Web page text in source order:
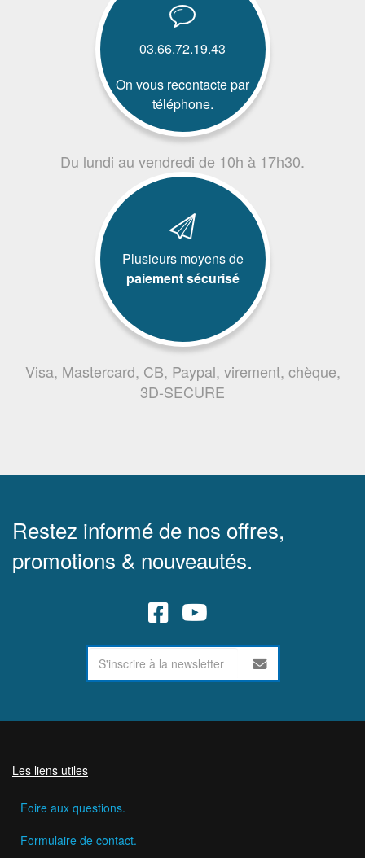
03.66.72.19.43
On vous recontacte par
téléphone.
Du lundi au vendredi de 10h à 17h30.
Plusieurs moyens de
paiement sécurisé
Visa, Mastercard, CB, Paypal, virement, chèque,
3D-SECURE
Restez informé de nos offres,
promotions & nouveautés.
Les liens utiles
Foire aux questions.
Formulaire de contact.